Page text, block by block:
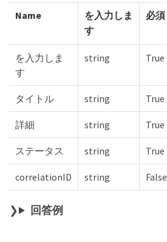
Name
を入力しま
す
必須
を入力しま
す
string True
タイトル string True
詳細 string True
ステータス string True
correlationID string False
回答例